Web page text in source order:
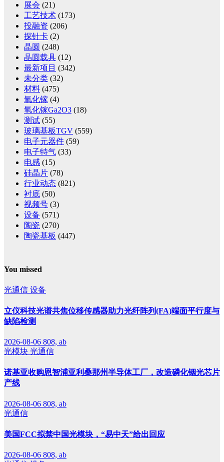
展会 (21)
工艺技术 (173)
投融资 (206)
探针卡 (2)
晶圆 (248)
晶圆载具 (12)
最新项目 (342)
未分类 (32)
材料 (475)
氧化镓 (4)
氧化镓Ga2O3 (18)
测试 (55)
玻璃基板TGV (559)
电子元器件 (59)
电子特气 (33)
电感 (15)
硅晶片 (78)
行业动态 (821)
衬底 (50)
视频号 (3)
设备 (571)
陶瓷 (270)
陶瓷基板 (447)
You missed
光通信 设备
立仪科技光谱共焦位移传感器助力光纤阵列(FA)端面平行度与
缺陷检测
2026-08-06 808, ab
光模块 光通信
诺基亚收购恩智浦亚利桑那州半导体工厂，改造磷化铟光芯片
产线
2026-08-06 808, ab
光通信
美国FCC拟禁中国光模块，“易中天”给出回应
2026-08-06 808, ab